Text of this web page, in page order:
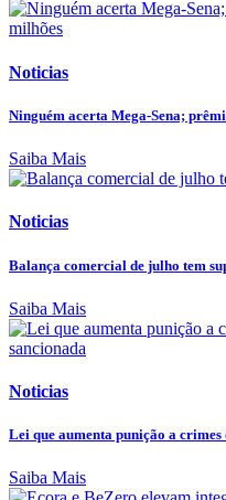
Noticias
Ninguém acerta Mega-Sena;
Saiba Mais
Noticias
Balança comercial de julho tem
Saiba Mais
Noticias
Lei que aumenta punição a
Saiba Mais